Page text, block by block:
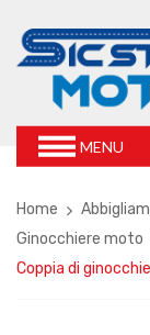
MENU
Home
Ginocchiere moto
Coppia di